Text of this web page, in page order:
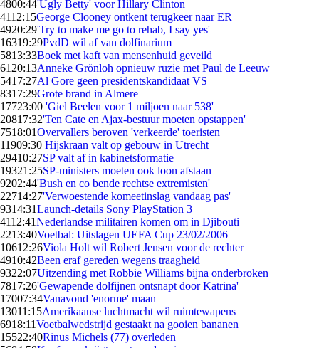
4800:44'Ugly Betty' voor Hillary Clinton
4112:15George Clooney ontkent terugkeer naar ER
4920:29'Try to make me go to rehab, I say yes'
16319:29PvdD wil af van dolfinarium
5813:33Boek met kaft van mensenhuid geveild
61 20:13Anneke Grönloh opnieuw ruzie met Paul de Leeuw
5417:27Al Gore geen presidentskandidaat VS
8317:29Grote brand in Almere
17723:00 'Giel Beelen voor 1 miljoen naar 538'
20817:32'Ten Cate en Ajax-bestuur moeten opstappen'
7518:01Overvallers beroven 'verkeerde' toeristen
11909:30 Hijskraan valt op gebouw in Utrecht
29410:27SP valt af in kabinetsformatie
19321:25SP-ministers moeten ook loon afstaan
9202:44'Bush en co bende rechtse extremisten'
22714:27'Verwoestende komeetinslag vandaag pas'
9314:31Launch-details Sony PlayStation 3
4112:41Nederlandse militairen komen om in Djibouti
2213:40Voetbal: Uitslagen UEFA Cup 23/02/2006
10612:26Viola Holt wil Robert Jensen voor de rechter
4910:42Been eraf gereden wegens traagheid
9322:07Uitzending met Robbie Williams bijna onderbroken
7817:26'Gewapende dolfijnen ontsnapt door Katrina'
17007:34Vanavond 'enorme' maan
13011:15Amerikaanse luchtmacht wil ruimtewapens
6918:11Voetbalwedstrijd gestaakt na gooien bananen
15522:40Rinus Michels (77) overleden